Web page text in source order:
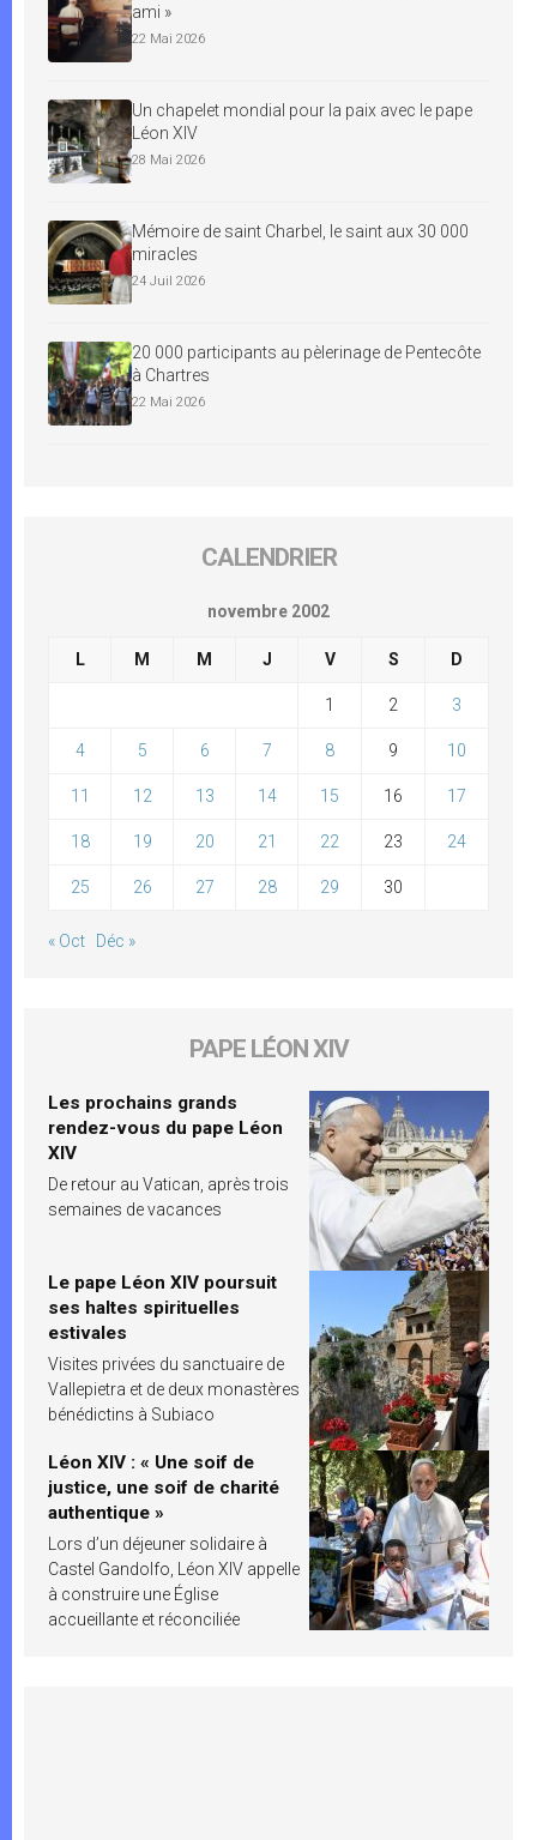
ami »
22 Mai 2026
Un chapelet mondial pour la paix avec le pape
Léon XIV
28 Mai 2026
Mémoire de saint Charbel, le saint aux 30 000
miracles
24 Juil 2026
20 000 participants au pèlerinage de Pentecôte
à Chartres
22 Mai 2026
CALENDRIER
novembre 2002
L M M J V S D
1 2 3
4 5 6 7 8 9 10
11 12 13 14 15 16 17
18 19 20 21 22 23 24
25 26 27 28 29 30
« Oct Déc »
PAPE LÉON XIV
Les prochains grands
rendez-vous du pape Léon
XIV
De retour au Vatican, après trois
semaines de vacances
Le pape Léon XIV poursuit
ses haltes spirituelles
estivales
Visites privées du sanctuaire de
Vallepietra et de deux monastères
bénédictins à Subiaco
Léon XIV : « Une soif de
justice, une soif de charité
authentique »
Lors d’un déjeuner solidaire à
Castel Gandolfo, Léon XIV appelle
à construire une Église
accueillante et réconciliée